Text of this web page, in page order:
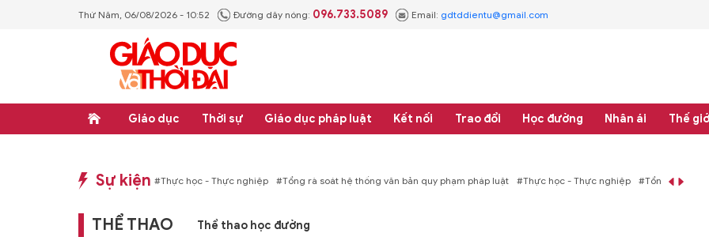
Thứ Năm, 06/08/2026 - 10:52 Đường dây nóng: 096.733.5089 Email: gdtddientu@gmail.com
Giáo dục Thời sự Giáo dục pháp luật Kết nối Trao đổi Học đường Nhân ái Thế
Sự kiện
#Thực học - Thực nghiệp #Tổng rà soát hệ thống văn bản quy phạm pháp luật #Thực học - Thực nghiệp #Tổng rà soát hệ thống văn bản quy
THỂ THAO Thể thao học đường